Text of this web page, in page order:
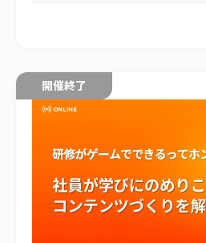
開催終了